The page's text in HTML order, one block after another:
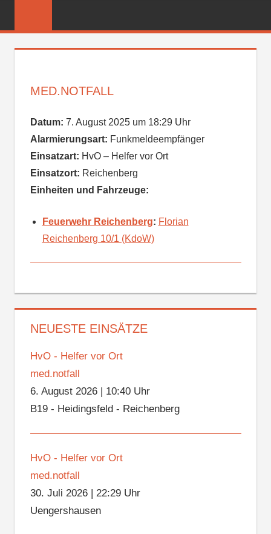
FEUERWEHR
MED.NOTFALL
Datum: 7. August 2025 um 18:29 Uhr
Alarmierungsart: Funkmeldeempfänger
Einsatzart: HvO – Helfer vor Ort
Einsatzort: Reichenberg
Einheiten und Fahrzeuge:
Feuerwehr Reichenberg: Florian
Reichenberg 10/1 (KdoW)
NEUESTE EINSÄTZE
HvO - Helfer vor Ort
med.notfall
6. August 2026| 10:40 Uhr
B19 - Heidingsfeld - Reichenberg
HvO - Helfer vor Ort
med.notfall
30. Juli 2026| 22:29 Uhr
Uengershausen